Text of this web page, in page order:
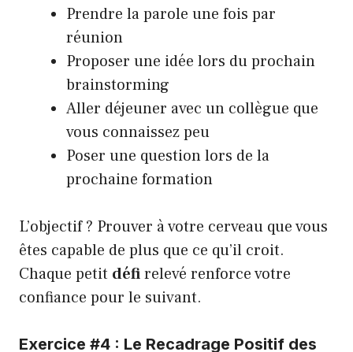
Prendre la parole une fois par
réunion
Proposer une idée lors du prochain
brainstorming
Aller déjeuner avec un collègue que
vous connaissez peu
Poser une question lors de la
prochaine formation
L’objectif ? Prouver à votre cerveau que vous
êtes capable de plus que ce qu’il croit.
Chaque petit défirelevé renforce votre
confiance pour le suivant.
Exercice #4 : Le Recadrage Positif des